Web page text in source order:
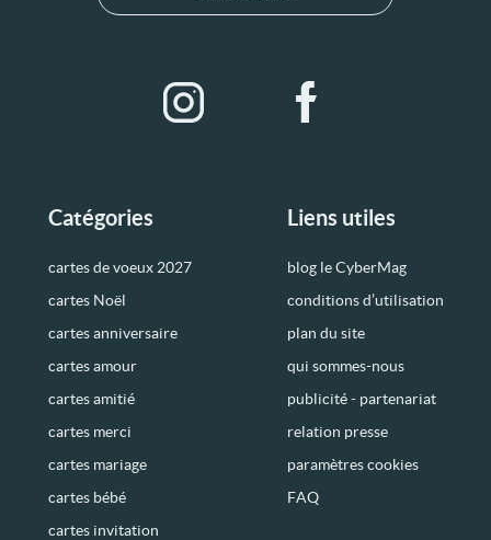
Catégories
cartes de voeux 2027
cartes Noël
cartes anniversaire
cartes amour
cartes amitié
cartes merci
cartes mariage
cartes bébé
cartes invitation
Liens utiles
blog le CyberMag
conditions d’utilisation
plan du site
qui sommes-nous
publicité - partenariat
relation presse
paramètres cookies
FAQ